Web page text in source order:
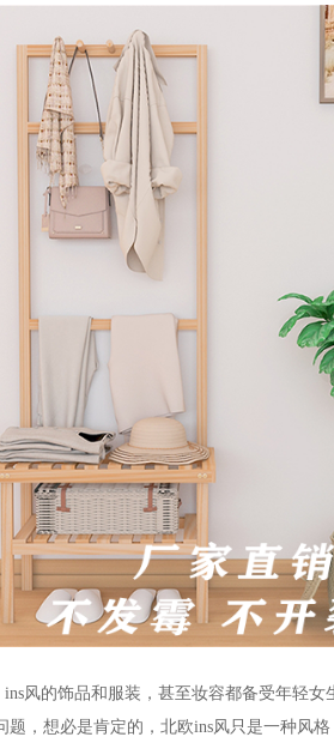
ins 风的饰品和服装，甚至妆容都备受年轻
题，想必是肯定的，北欧ins 风只是一种风